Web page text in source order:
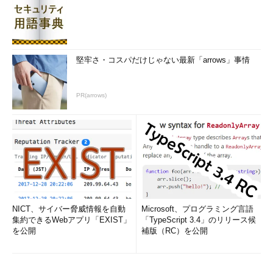
要があるかもしれません。いったんブートしてカーネルがHDDの
容量を正しく認識すれば、BIOSがどうであろうと関係ないの
Subsystemの頭文字
で、これまたCP/M
が採用して一般化し
たものです。いまで
いうデバイスドライ
機種依存部分をここ
に集めておき、移植
PC/AT互換機のBIOSはシングルタスク
のMS-DOSを前提とした設計で、マルチ
ユーザー／マルチタスクのOSでは使えな
で、カーネルが動き出した時点ではまっ
たく使わなくなり、BIOSの制限は問題に
ならなくなります。これはWindowsでも
同様で、カーネルをメモリに読み込んで
制御を移すカーネルローダさえBIOSで読
み込めれば何とかなります。
堅牢さ・コスパだけじゃない最新「arrows」事情
PR(arrows)
NICT、サイバー脅威情報を自動
集約できるWebアプリ「EXIST」
を公開
Microsoft、プログラミング言語
「TypeScript 3.4」のリリース候
補版（RC）を公開